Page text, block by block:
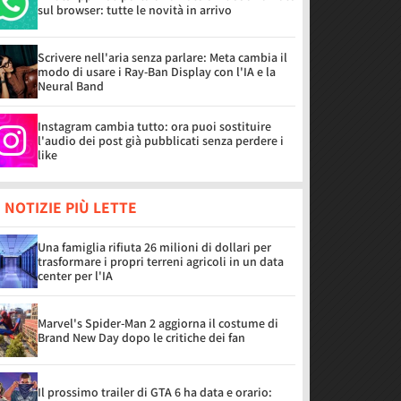
sul browser: tutte le novità in arrivo
Scrivere nell'aria senza parlare: Meta cambia il
modo di usare i Ray-Ban Display con l'IA e la
Neural Band
Instagram cambia tutto: ora puoi sostituire
l'audio dei post già pubblicati senza perdere i
like
NOTIZIE PIÙ LETTE
Una famiglia rifiuta 26 milioni di dollari per
trasformare i propri terreni agricoli in un data
center per l'IA
Marvel's Spider-Man 2 aggiorna il costume di
Brand New Day dopo le critiche dei fan
Il prossimo trailer di GTA 6 ha data e orario: